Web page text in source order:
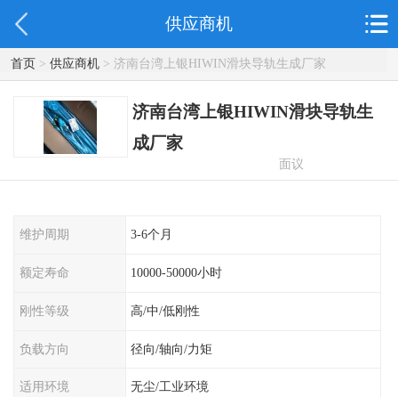
供应商机
首页> 供应商机> 济南台湾上银HIWIN滑块导轨生成厂家
济南台湾上银HIWIN滑块导轨生
成厂家
面议
维护周期 3-6个月
额定寿命 10000-50000小时
刚性等级 高/中/低刚性
负载方向 径向/轴向/力矩
适用环境 无尘/工业环境